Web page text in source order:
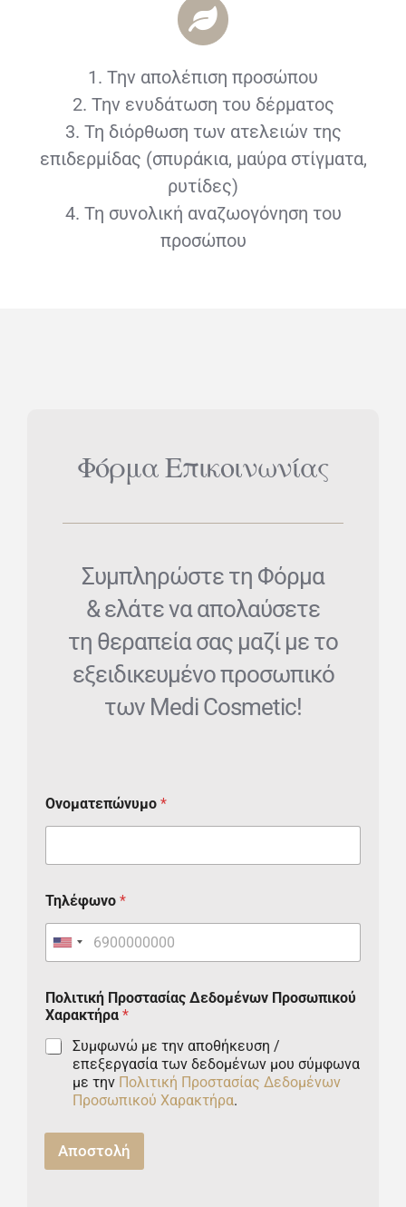
1. Την απολέπιση προσώπου
2. Την ενυδάτωση του δέρματος
3. Τη διόρθωση των ατελειών της
επιδερμίδας (σπυράκια, μαύρα στίγματα,
ρυτίδες)
4. Τη συνολική αναζωογόνηση του
προσώπου
Φόρμα Επικοινωνίας
Συμπληρώστε τη Φόρμα
& ελάτε να απολαύσετε
τη θεραπεία σας μαζί με το
εξειδικευμένο προσωπικό
των Medi Cosmetic!
Ονοματεπώνυμο*
Τηλέφωνο*
U
i
t
Πολιτική Προστασίας Δεδομένων Προσωπικού
Χαρακτήρα*
Συμφωνώ με την αποθήκευση /
επεξεργασία των δεδομένων μου σύμφωνα
με την Πολιτική Προστασίας Δεδομένων
Προσωπικού Χαρακτήρα.
Αποστολή